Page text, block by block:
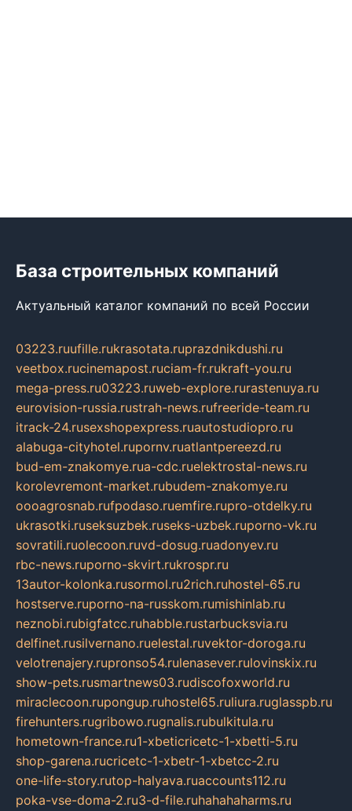
База строительных компаний
Актуальный каталог компаний по всей России
03223.ruufille.rukrasotata.ruprazdnikdushi.ru
veetbox.rucinemapost.ruciam-fr.rukraft-you.ru
mega-press.ru03223.ruweb-explore.rurastenuya.ru
eurovision-russia.rustrah-news.rufreeride-team.ru
itrack-24.rusexshopexpress.ruautostudiopro.ru
alabuga-cityhotel.rupornv.ruatlantpereezd.ru
bud-em-znakomye.rua-cdc.ruelektrostal-news.ru
korolevremont-market.rubudem-znakomye.ru
oooagrosnab.rufpodaso.ruemfire.rupro-otdelky.ru
ukrasotki.ruseksuzbek.ruseks-uzbek.ruporno-vk.ru
sovratili.ruolecoon.ruvd-dosug.ruadonyev.ru
rbc-news.ruporno-skvirt.rukrospr.ru
13autor-kolonka.rusormol.ru2rich.ruhostel-65.ru
hostserve.ruporno-na-russkom.rumishinlab.ru
neznobi.rubigfatcc.ruhabble.rustarbucksvia.ru
delfinet.rusilvernano.ruelestal.ruvektor-doroga.ru
velotrenajery.rupronso54.rulenasever.rulovinskix.ru
show-pets.rusmartnews03.rudiscofoxworld.ru
miraclecoon.rupongup.ruhostel65.ruliura.ruglasspb.ru
firehunters.rugribowo.rugnalis.rubulkitula.ru
hometown-france.ru1-xbeticricetc-1-xbetti-5.ru
shop-garena.rucricetc-1-xbetr-1-xbetcc-2.ru
one-life-story.rutop-halyava.ruaccounts112.ru
poka-vse-doma-2.ru3-d-file.ruhahahaharms.ru